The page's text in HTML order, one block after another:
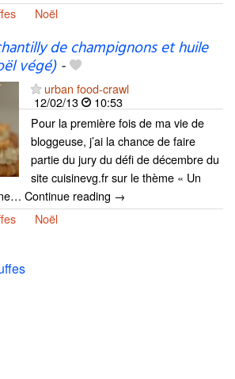
Noël
de champignons et huile
végé)-
urban food-crawl
12/02/13
10:53
Pour la première fois de ma vie de
bloggeuse, j’ai la chance de faire
partie du jury du défi de décembre du
site cuisinevg.fr sur le thème « Un
Continue reading →
Noël